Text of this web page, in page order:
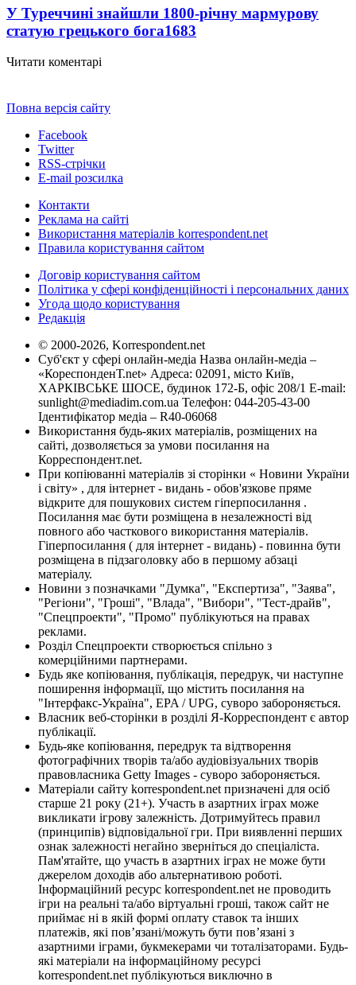
У Туреччині знайшли 1800-річну мармурову
статую грецького бога1683
Читати коментарі
Повна версія сайту
Facebook
Twitter
RSS-стрічки
E-mail розсилка
Контакти
Реклама на сайті
Використання матеріалів korrespondent.net
Правила користування сайтом
Договір користування сайтом
Політика у сфері конфіденційності і персональних даних
Угода щодо користування
Редакція
© 2000-2026, Korrespondent.net
Суб'єкт у сфері онлайн-медіа Назва онлайн-медіа –
«КореспонденТ.net» Адреса: 02091, місто Київ,
ХАРКІВСЬКЕ ШОСЕ, будинок 172-Б, офіс 208/1 E-mail:
sunlight@mediadim.com.ua Телефон: 044-205-43-00
Ідентифікатор медіа – R40-06068
Використання будь-яких матеріалів, розміщених на
сайті, дозволяється за умови посилання на
Корреспондент.net.
При копіюванні матеріалів зі сторінки « Новини України
і світу» , для інтернет - видань - обов'язкове пряме
відкрите для пошукових систем гіперпосилання .
Посилання має бути розміщена в незалежності від
повного або часткового використання матеріалів.
Гіперпосилання ( для інтернет - видань) - повинна бути
розміщена в підзаголовку або в першому абзаці
матеріалу.
Новини з позначками "Думка", "Експертиза", "Заява",
"Регіони", "Гроші", "Влада", "Вибори", "Тест-драйв",
"Спецпроекти", "Промо" публікуються на правах
реклами.
Розділ Спецпроекти створюється спільно з
комерційними партнерами.
Будь яке копіювання, публікація, передрук, чи наступне
поширення інформації, що містить посилання на
"Інтерфакс-Україна", EPA / UPG, суворо забороняється.
Власник веб-сторінки в розділі Я-Корреспондент є автор
публікації.
Будь-яке копіювання, передрук та відтворення
фотографічних творів та/або аудіовізуальних творів
правовласника Getty Images - суворо забороняється.
Матеріали сайту korrespondent.net призначені для осіб
старше 21 року (21+). Участь в азартних іграх може
викликати ігрову залежність. Дотримуйтесь правил
(принципів) відповідальної гри. При виявленні перших
ознак залежності негайно зверніться до спеціаліста.
Пам'ятайте, що участь в азартних іграх не може бути
джерелом доходів або альтернативою роботі.
Інформаційний ресурс korrespondent.net не проводить
ігри на реальні та/або віртуальні гроші, також сайт не
приймає ні в якій формі оплату ставок та інших
платежів, які пов’язані/можуть бути пов’язані з
азартними іграми, букмекерами чи тоталізаторами. Будь-
які матеріали на інформаційному ресурсі
korrespondent.net публікуються виключно в